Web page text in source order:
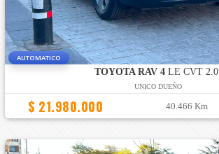
AUTOMATICO
TOYOTA RAV 4 LE CVT 2.0
UNICO DUEÑO
$ 21.980.000 40.466 Km